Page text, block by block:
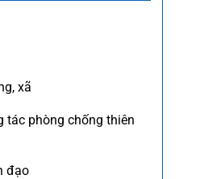
xã
tác phòng chống thiên
đạo